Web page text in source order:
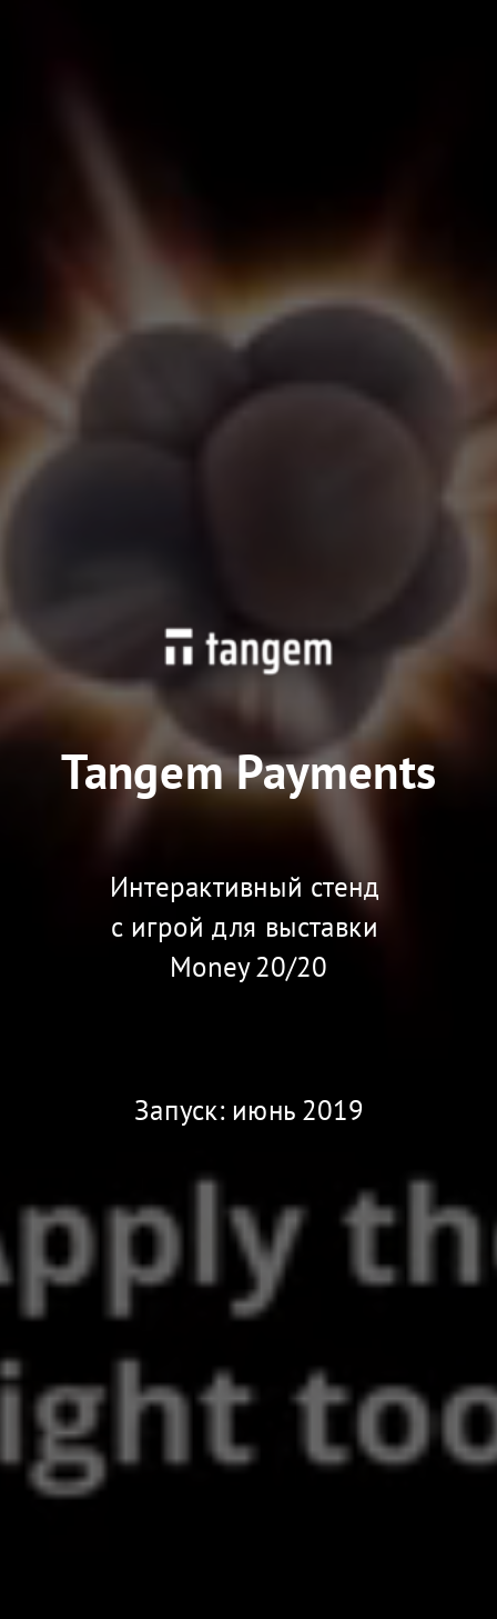
Tangem Payments
Запуск: июнь 2019
Интерактивный стенд
с игрой для выставки
Money 20/20